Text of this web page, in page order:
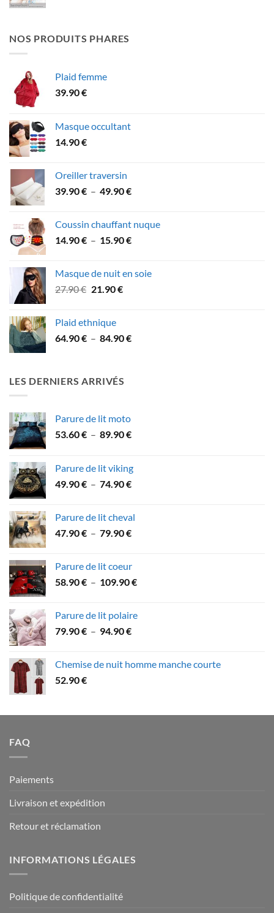
était :
34.90 €.
est :
29.90 €.
NOS PRODUITS PHARES
Plaid femme
39.90€
Masque occultant
14.90€
Oreiller traversin
39.90€ – 49.90€Plage
39.90 €
à
Coussin chauffant nuque
14.90€ – 15.90€Plage
14.90 €
Masque de nuit en soie
27.90€ Le
était :
27.90 €.
21.90€Le
21.90 €.
Plaid ethnique
64.90€ – 84.90€Plage
LES DERNIERS ARRIVÉS
Parure de lit moto
53.60€ – 89.90€Plage
53.60 €
à
Parure de lit viking
49.90€ – 74.90€Plage
49.90 €
à
Parure de lit cheval
47.90€ – 79.90€Plage
à
Parure de lit coeur
58.90€ – 109.90€Plage
58.90 €
Parure de lit polaire
79.90€ – 94.90€Plage
79.90 €
Chemise de nuit homme manche courte
52.90€
FAQ
Paiements
Livraison et expédition
Retour et réclamation
INFORMATIONS LÉGALES
Politique de confidentialité